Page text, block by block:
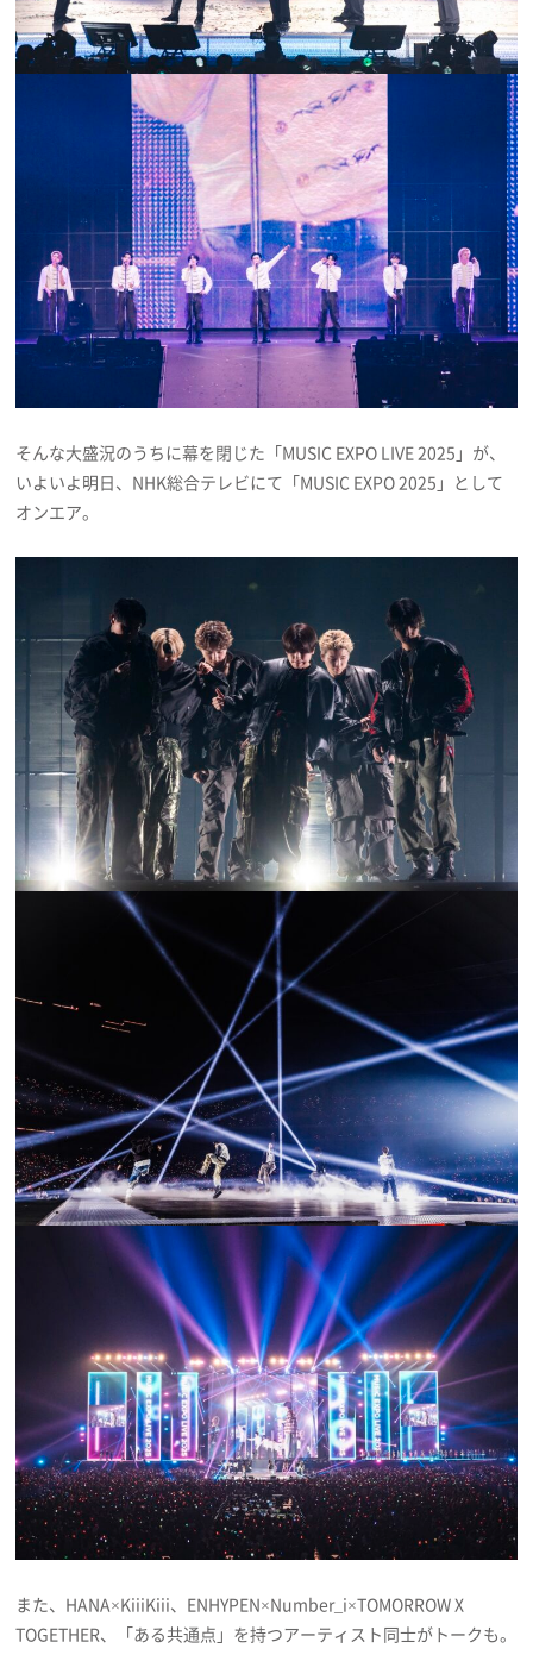
そんな大盛況のうちに幕を閉じた「MUSIC EXPO LIVE 2025」が、
いよいよ明日、NHK総合テレビにて「MUSIC EXPO 2025」として
オンエア。
また、HANA×KiiiKiii、ENHYPEN×Number_i×TOMORROW X
TOGETHER、「ある共通点」を持つアーティスト同士がトークも。